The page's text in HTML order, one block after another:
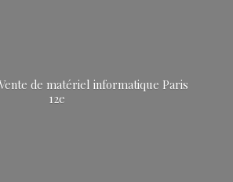
de matériel informatique Paris
12e